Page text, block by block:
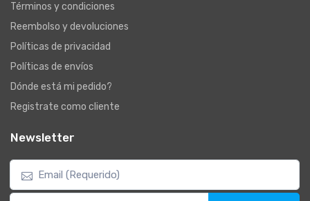
Términos y condiciones
Reembolso y devoluciones
Políticas de privacidad
Políticas de envíos
Dónde está mi pedido?
Registrate como cliente
Newsletter